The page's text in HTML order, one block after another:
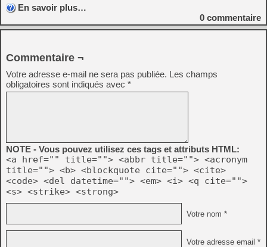
En savoir plus…
0 commentaire
Commentaire ¬
Votre adresse e-mail ne sera pas publiée. Les champs
obligatoires sont indiqués avec *
NOTE - Vous pouvez utilisez ces tags et attributs HTML:
<a href="" title=""> <abbr title=""> <acronym
title=""> <b> <blockquote cite=""> <cite>
<code> <del datetime=""> <em> <i> <q cite="">
<s> <strike> <strong>
Votre nom *
Votre adresse email *